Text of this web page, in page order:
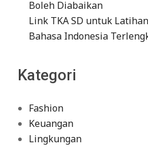
Boleh Diabaikan
Link TKA SD untuk
Bahasa Indonesia
Kategori
Fashion
Keuangan
Lingkungan